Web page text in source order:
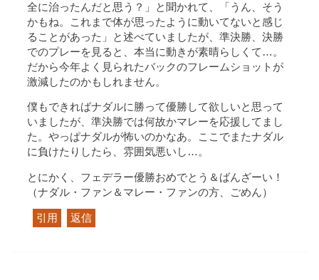
全に治ったんだと思う？」と聞かれて、「うん、そう
かもね。これまで体が思ったように動いてないと感じ
ることがあった」と述べていましたが、準決勝、決勝
でのプレーを見ると、本当に動きが素晴らしくて…。
だから今年よく見られたバックのフレームショットが
激減したのかもしれません。
僕もできればナダルに勝って優勝して欲しいと思って
いましたが、準決勝では何故かマレーを応援してまし
た。やっぱナダルが怖いのかなあ。ここでまたナダル
に負けたりしたら、雰囲気悪いし…。
とにかく、フェデラー優勝おめでとう＆ばんざーい！
（ナダル・ファン＆マレー・ファンの方、ごめん）
引用 返信